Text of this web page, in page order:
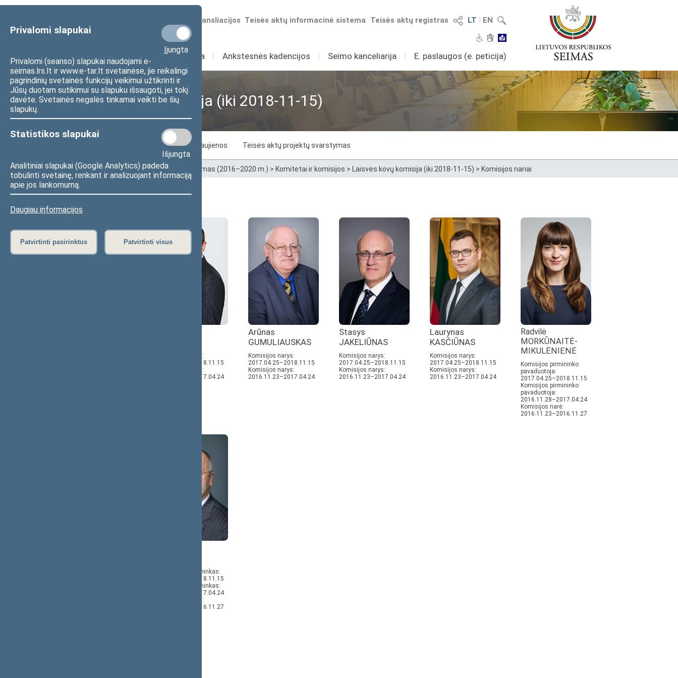
Privalomi slapukai
Įjungta
Privalomi (seanso) slapukai naudojami e-
seimas.lrs.lt ir www.e-tar.lt svetainėse, jie reikalingi
pagrindinių svetainės funkcijų veikimui užtikrinti ir
Jūsų duotam sutikimui su slapuku išsaugoti, jei tokį
davėte. Svetainės negalės tinkamai veikti be šių
slapukų.
Statistikos slapukai
Išjungta
Analitiniai slapukai (Google Analytics) padeda
tobulinti svetainę, renkant ir analizuojant informaciją
apie jos lankomumą.
Daugiau informacijos
Patvirtinti pasirinktus Patvirtinti visus
LT I EN
Teisės aktų registras
Teisės aktų informacinė sistema
Numatomos transliacijos
Sudėtis Veikla I Ankstesnės kadencijos I Seimo kanceliarija I E. paslaugos (e. peticija)
Laisvės kovų komisija (iki 2018-11-15)
Darbotvarkės Naujienos Teisės aktų projektų svarstymas
Pradžia>Ankstesnės kadencijos XII Seimas (2016–2020 m.) > Komitetai ir komisijos > Laisvės kovų komisija (iki 2018-11-15) > Komisijos nariai
Komisijos narys:
2017.04.25–2018.11.15
Komisijos narys:
2016.11.23–2017.04.24
Arūnas
GUMULIAUSKAS
Komisijos narys:
2017.04.25–2018.11.15
Komisijos narys:
2016.11.23–2017.04.24
Stasys
JAKELIŪNAS
Komisijos narys:
2017.04.25–2018.11.15
Komisijos narys:
2016.11.23–2017.04.24
Laurynas
KASČIŪNAS
Komisijos narys:
2017.04.25–2018.11.15
Komisijos narys:
2016.11.23–2017.04.24
Radvilė
MORKŪNAITĖ-
MIKULĖNIENĖ
Komisijos pirmininko
pavaduotoja:
2017.04.25–2018.11.15
Komisijos pirmininko
pavaduotoja:
2016.11.28–2017.04.24
Komisijos narė:
2016.11.23–2016.11.27
Komisijos pirmininkas:
2017.04.25–2018.11.15
Komisijos pirmininkas:
2016.11.28–2017.04.24
Komisijos narys:
2016.11.23–2016.11.27